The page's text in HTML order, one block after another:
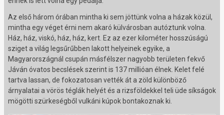
Az első három órában mintha ki sem jöttünk volna a házak közül,
mintha egy véget érni nem akaró külvárosban autóztunk volna.
Ház, ház, viskó, ház, ház, kert. Ez az ezer kilométer hosszúságú
sziget a világ legsűrűbben lakott helyeinek egyike, a
Magyarországnál csupán másfélszer nagyobb területen fekvő
Jáván óvatos becslések szerint is 137 millióan élnek. Kelet felé
tartva lassan, de fokozatosan vették át a zöld különböző
árnyalatai a vörös téglák helyét és a rizsföldekkel teli üde síkságok
mögötti szürkeségből vulkáni kúpok bontakoznak ki.